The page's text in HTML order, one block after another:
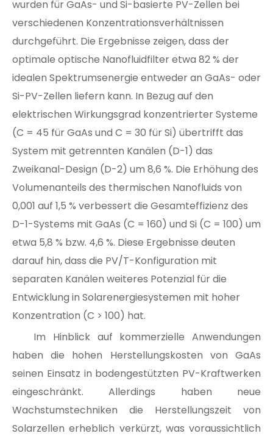
wurden für GaAs- und Si-basierte PV-Zellen bei
verschiedenen Konzentrationsverhältnissen
durchgeführt. Die Ergebnisse zeigen, dass der
optimale optische Nanofluidfilter etwa 82 % der
idealen Spektrumsenergie entweder an GaAs- oder
Si-PV-Zellen liefern kann. In Bezug auf den
elektrischen Wirkungsgrad konzentrierter Systeme
(C = 45 für GaAs und C = 30 für Si) übertrifft das
System mit getrennten Kanälen (D-1) das
Zweikanal-Design (D-2) um 8,6 %. Die Erhöhung des
Volumenanteils des thermischen Nanofluids von
0,001 auf 1,5 % verbessert die Gesamteffizienz des
D-1-Systems mit GaAs (C = 160) und Si (C = 100) um
etwa 5,8 % bzw. 4,6 %. Diese Ergebnisse deuten
darauf hin, dass die PV/T-Konfiguration mit
separaten Kanälen weiteres Potenzial für die
Entwicklung in Solarenergiesystemen mit hoher
Konzentration (C > 100) hat.
Im Hinblick auf kommerzielle Anwendungen
haben die hohen Herstellungskosten von GaAs
seinen Einsatz in bodengestützten PV-Kraftwerken
eingeschränkt. Allerdings haben neue
Wachstumstechniken die Herstellungszeit von
Solarzellen erheblich verkürzt, was voraussichtlich